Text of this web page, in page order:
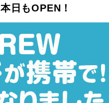
本日もOPEN！